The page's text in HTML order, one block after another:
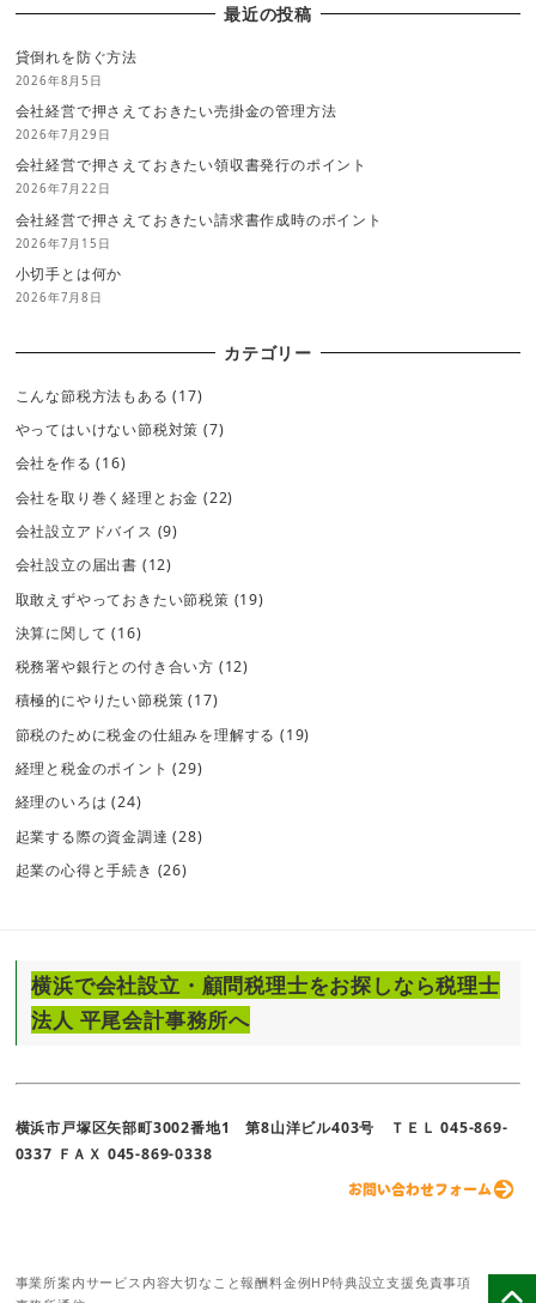
最近の投稿
貸倒れを防ぐ方法
2026年8月5日
会社経営で押さえておきたい売掛金の管理方法
2026年7月29日
会社経営で押さえておきたい領収書発行のポイント
2026年7月22日
会社経営で押さえておきたい請求書作成時のポイント
2026年7月15日
小切手とは何か
2026年7月8日
カテゴリー
こんな節税方法もある (17)
やってはいけない節税対策 (7)
会社を作る (16)
会社を取り巻く経理とお金 (22)
会社設立アドバイス (9)
会社設立の届出書 (12)
取敢えずやっておきたい節税策 (19)
決算に関して (16)
税務署や銀行との付き合い方 (12)
積極的にやりたい節税策 (17)
節税のために税金の仕組みを理解する (19)
経理と税金のポイント (29)
経理のいろは (24)
起業する際の資金調達 (28)
起業の心得と手続き (26)
横浜で会社設立・顧問税理士をお探しなら税理士
法人 平尾会計事務所へ
横浜市戸塚区矢部町3002番地1 第8山洋ビル403号 ＴＥＬ 045-869-
0337 ＦＡＸ 045-869-0338
事業所案内サービス内容大切なこと報酬料金例HP特典設立支援免責事項